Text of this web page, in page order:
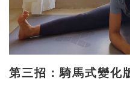
第三招：騎馬式變化